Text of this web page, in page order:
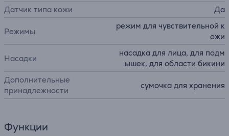
Датчик типа кожи Да
Режимы
режим для чувствительной к
ожи
Насадки
насадка для лица, для подм
ышек, для области бикини
Дополнительные
принадлежности
сумочка для хранения
Функции